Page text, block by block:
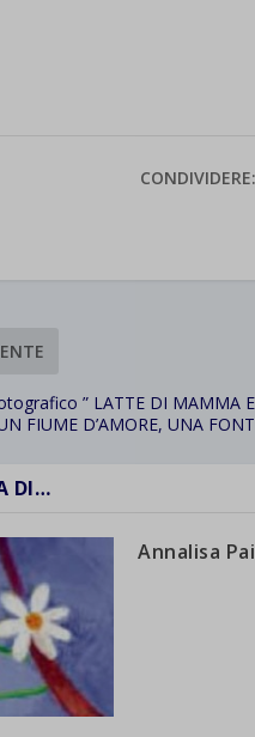
CONDIVIDERE:
” LATTE DI MAMMA E
FIUME D’AMORE, UNA
DI…
Annalisa